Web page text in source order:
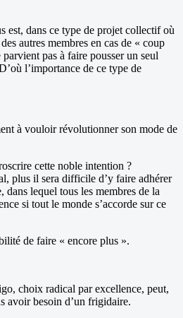
est, dans ce type de projet collectif où
autres membres en cas de « coup
pas à faire pousser un seul
l’importance de ce type de
à vouloir révolutionner son mode de
cette noble intention ?
plus il sera difficile d’y faire adhérer
lequel tous les membres de la
si tout le monde s’accorde sur ce
de faire « encore plus ».
choix radical par excellence, peut,
avoir besoin d’un frigidaire.